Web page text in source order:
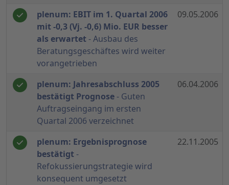
plenum: EBIT im 1. Quartal 2006
mit -0,3 (Vj. -0,6) Mio. EUR besser
als erwartet- Ausbau des
Beratungsgeschäftes wird weiter
vorangetrieben
09.05.2006
plenum: Jahresabschluss 2005
bestätigt Prognose - Guten
Auftragseingang im ersten
Quartal 2006 verzeichnet
06.04.2006
plenum: Ergebnisprognose
bestätigt-
Refokussierungstrategie wird
konsequent umgesetzt
22.11.2005